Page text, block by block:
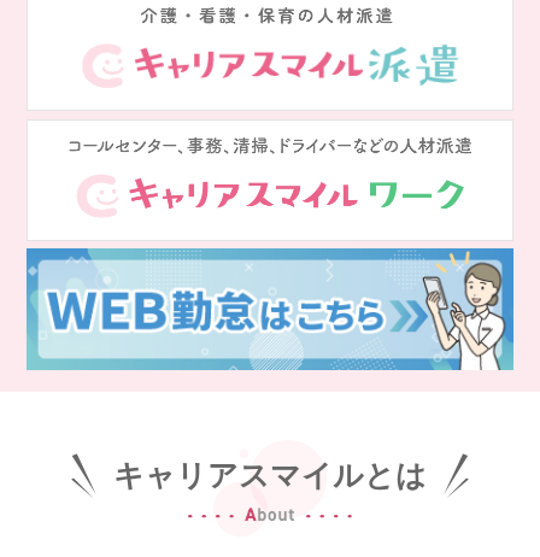
派遣で働く
介護の資格取得について
その他のお問い合わせ
採用担当者様はこちら
介護のリスキリング
FAQ
紹介会社を使うメリットについて
利用者の声
キャリアスマイルとは